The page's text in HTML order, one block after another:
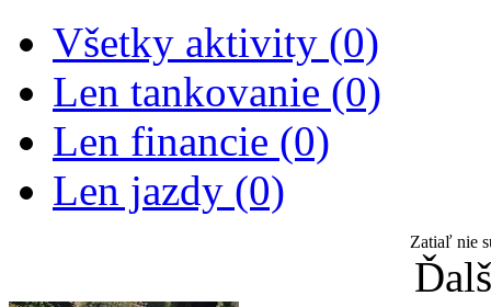
Všetky aktivity (0)
Len tankovanie (0)
Len financie (0)
Len jazdy (0)
Zatiaľ nie